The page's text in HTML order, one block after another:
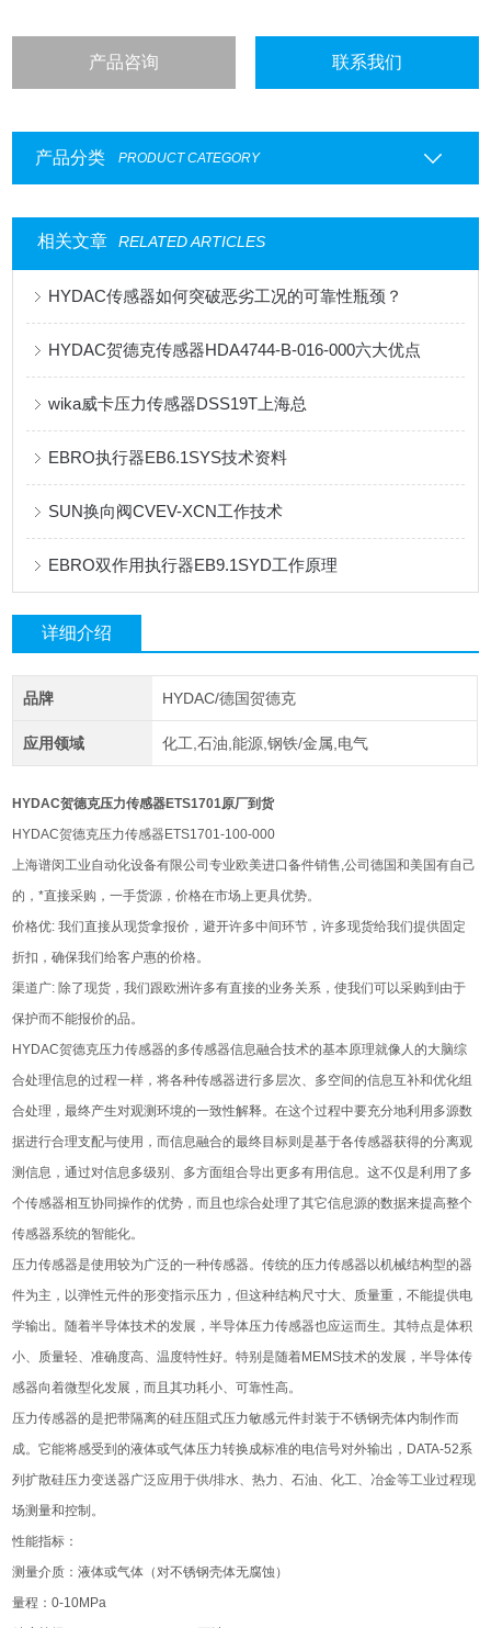
产品咨询 联系我们
产品分类 PRODUCT CATEGORY
相关文章 RELATED ARTICLES
HYDAC传感器如何突破恶劣工况的可靠性瓶颈？
HYDAC贺德克传感器HDA4744-B-016-000六大优点
wika威卡压力传感器DSS19T上海总
EBRO执行器EB6.1SYS技术资料
SUN换向阀CVEV-XCN工作技术
EBRO双作用执行器EB9.1SYD工作原理
详细介绍
品牌 HYDAC/德国贺德克
应用领域 化工,石油,能源,钢铁/金属,电气
HYDAC贺德克压力传感器ETS1701原厂到货
HYDAC贺德克压力传感器ETS1701-100-000
上海谱闵工业自动化设备有限公司专业欧美进口备件销售,公司德国和美国有自己
的，*直接采购，一手货源，价格在市场上更具优势。
价格优: 我们直接从现货拿报价，避开许多中间环节，许多现货给我们提供固定
折扣，确保我们给客户惠的价格。
渠道广: 除了现货，我们跟欧洲许多有直接的业务关系，使我们可以采购到由于
保护而不能报价的品。
HYDAC贺德克压力传感器的多传感器信息融合技术的基本原理就像人的大脑综
合处理信息的过程一样，将各种传感器进行多层次、多空间的信息互补和优化组
合处理，最终产生对观测环境的一致性解释。在这个过程中要充分地利用多源数
据进行合理支配与使用，而信息融合的最终目标则是基于各传感器获得的分离观
测信息，通过对信息多级别、多方面组合导出更多有用信息。这不仅是利用了多
个传感器相互协同操作的优势，而且也综合处理了其它信息源的数据来提高整个
传感器系统的智能化。
压力传感器是使用较为广泛的一种传感器。传统的压力传感器以机械结构型的器
件为主，以弹性元件的形变指示压力，但这种结构尺寸大、质量重，不能提供电
学输出。随着半导体技术的发展，半导体压力传感器也应运而生。其特点是体积
小、质量轻、准确度高、温度特性好。特别是随着MEMS技术的发展，半导体传
感器向着微型化发展，而且其功耗小、可靠性高。
压力传感器的是把带隔离的硅压阻式压力敏感元件封装于不锈钢壳体内制作而
成。它能将感受到的液体或气体压力转换成标准的电信号对外输出，DATA-52系
列扩散硅压力变送器广泛应用于供/排水、热力、石油、化工、冶金等工业过程现
场测量和控制。
性能指标：
测量介质：液体或气体（对不锈钢壳体无腐蚀）
量程：0-10MPa